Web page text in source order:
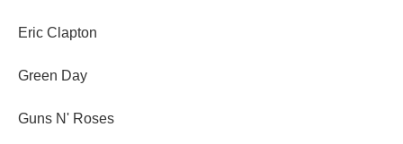
Eric Clapton
Green Day
Guns N' Roses